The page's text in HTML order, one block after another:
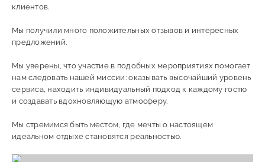
клиентов.
Мы получили много положительных отзывов и интересных
предложений.
Мы уверены, что участие в подобных мероприятиях помогает
нам следовать нашей миссии: оказывать высочайший уровень
сервиса, находить индивидуальный подход к каждому гостю
и создавать вдохновляющую атмосферу.
Мы стремимся быть местом, где мечты о настоящем
идеальном отдыхе становятся реальностью.